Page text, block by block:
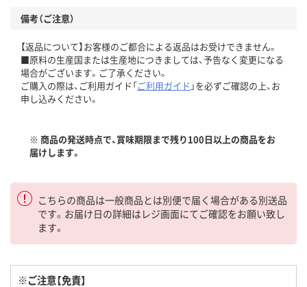
備考（ご注意）
【返品について】お客様のご都合による返品はお受けできません。
■原料の生産国または生産地につきましては、予告なく変更になる
場合がございます。ご了承ください。
ご購入の際は、ご利用ガイド「ご利用ガイド 」を必ずご確認の上、お
申し込みください。
※ 商品の発送時点で、賞味期限まで残り100日以上の商品をお
届けします。
こちらの商品は一般商品とは別便で届く場合がある別送品
です。お届け日の詳細はレジ画面にてご確認をお願い致し
ます。
※ご注意【免責】